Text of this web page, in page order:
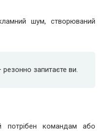
шум, створюваний
запитаєте ви.
потрібен командам або